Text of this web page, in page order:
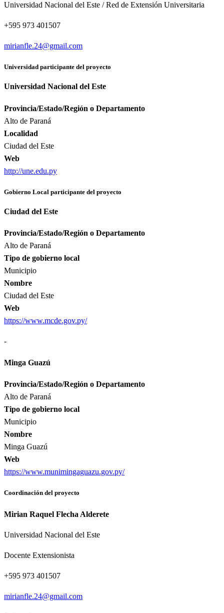
Universidad Nacional del Este / Red de Extensión Universitaria
+595 973 401507
mirianfle.24@gmail.com
Universidad participante del proyecto
Universidad Nacional del Este
Provincia/Estado/Región o Departamento
Alto de Paraná
Localidad
Ciudad del Este
Web
http://une.edu.py
Gobierno Local participante del proyecto
Ciudad del Este
Provincia/Estado/Región o Departamento
Alto de Paraná
Tipo de gobierno local
Municipio
Nombre
Ciudad del Este
Web
https://www.mcde.gov.py/
-
Minga Guazú
Provincia/Estado/Región o Departamento
Alto de Paraná
Tipo de gobierno local
Municipio
Nombre
Minga Guazú
Web
https://www.munimingaguazu.gov.py/
Coordinación del proyecto
Mirian Raquel Flecha Alderete
Universidad Nacional del Este
Docente Extensionista
+595 973 401507
mirianfle.24@gmail.com